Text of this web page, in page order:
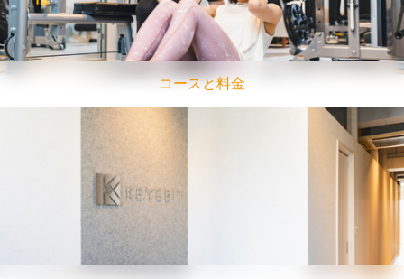
コースと料金